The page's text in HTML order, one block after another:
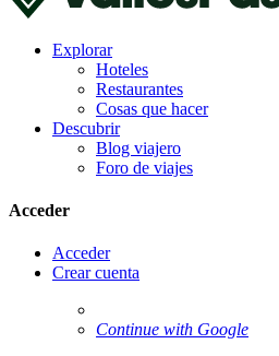
Explorar
Hoteles
Restaurantes
Cosas que hacer
Descubrir
Blog viajero
Foro de viajes
Acceder
Acceder
Crear cuenta
Continue with Google